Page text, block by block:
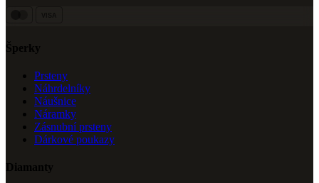
Šperky
Prsteny
Náhrdelníky
Náušnice
Náramky
Zásnubní prsteny
Dárkové poukazy
Diamanty